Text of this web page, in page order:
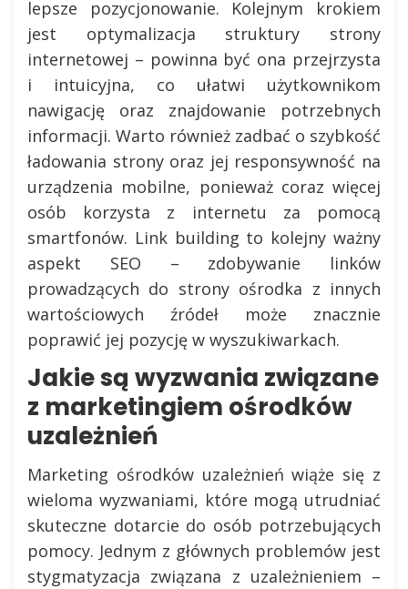
lepsze pozycjonowanie. Kolejnym krokiem
jest optymalizacja struktury strony
internetowej – powinna być ona przejrzysta
i intuicyjna, co ułatwi użytkownikom
nawigację oraz znajdowanie potrzebnych
informacji. Warto również zadbać o szybkość
ładowania strony oraz jej responsywność na
urządzenia mobilne, ponieważ coraz więcej
osób korzysta z internetu za pomocą
smartfonów. Link building to kolejny ważny
aspekt SEO – zdobywanie linków
prowadzących do strony ośrodka z innych
wartościowych źródeł może znacznie
poprawić jej pozycję w wyszukiwarkach.
Jakie są wyzwania związane
z marketingiem ośrodków
uzależnień
Marketing ośrodków uzależnień wiąże się z
wieloma wyzwaniami, które mogą utrudniać
skuteczne dotarcie do osób potrzebujących
pomocy. Jednym z głównych problemów jest
stygmatyzacja związana z uzależnieniem –